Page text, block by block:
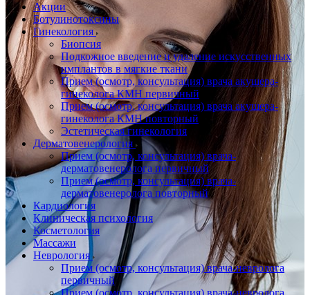
Акции
Ботулинотоксины
Гинекология
Биопсия
Подкожное введение и удаление искусственных
имплантов в мягкие ткани
Прием (осмотр, консультация) врача акушера-
гинеколога КМН первичный
Прием (осмотр, консультация) врача акушера-
гинеколога КМН повторный
Эстетическая гинекология
Дерматовенерология
Прием (осмотр, консультация) врача-
дерматовенеролога первичный
Прием (осмотр, консультация) врача-
дерматовенеролога повторный
Кардиология
Клиническая психология
Косметология
Массажи
Неврология
Прием (осмотр, консультация) врача-невролога
первичный
Прием (осмотр, консультация) врача-невролога